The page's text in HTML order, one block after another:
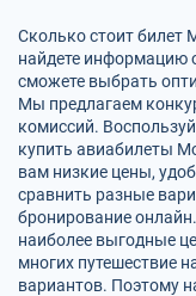
Сколько стоит билет
найдете информацию
сможете выбрать
Мы предлагаем
комиссий.
купить авиабилеты
вам низкие цены,
сравнить разные
бронирование
наиболее выгодные
многих путешествие
вариантов. Поэтому